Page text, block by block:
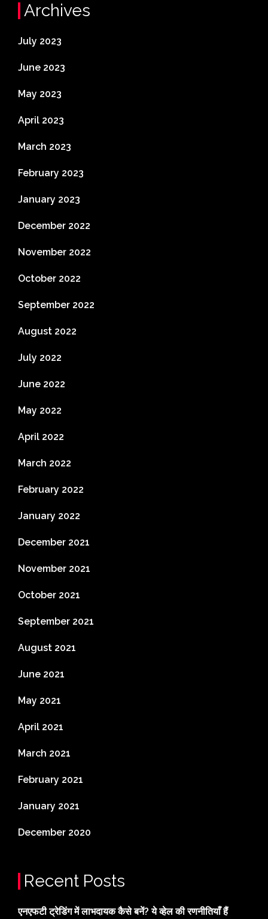
Archives
July 2023
June 2023
May 2023
April 2023
March 2023
February 2023
January 2023
December 2022
November 2022
October 2022
September 2022
August 2022
July 2022
June 2022
May 2022
April 2022
March 2022
February 2022
January 2022
December 2021
November 2021
October 2021
September 2021
August 2021
June 2021
May 2021
April 2021
March 2021
February 2021
January 2021
December 2020
Recent Posts
एनएफटी ट्रेडिंग में लाभदायक कैसे बनें? ये व्हेल की रणनीतियाँ हैं